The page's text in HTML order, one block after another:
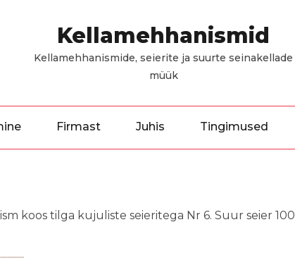
Kellamehhanismid
Kellamehhanismide, seierite ja suurte seinakellade
müük
Firmast Juhis Tingimused
koos tilga kujuliste seieritega Nr 6. Suur seier 100